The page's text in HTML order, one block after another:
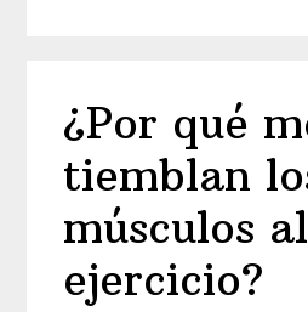
¿Por qué
tiemblan
músculos
ejercicio?